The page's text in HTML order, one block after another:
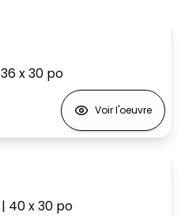
36 x 30 po
Voir l'oeuvre
| 40 x 30 po